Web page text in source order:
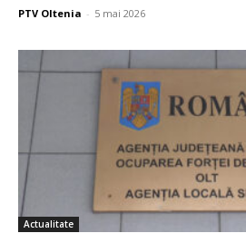
PTV Oltenia - 5 mai 2026
Actualitate